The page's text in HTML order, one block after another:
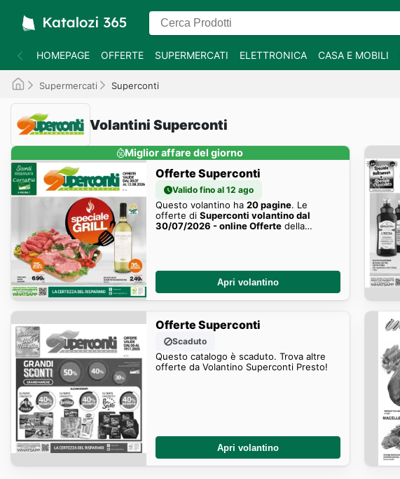
HOMEPAGE OFFERTE SUPERMERCATI ELETTRONICA CASA E MOBILI
Supermercati Superconti
Volantini Superconti
Miglior affare del giorno
Offerte Superconti
Valido fino al 12 ago
Questo volantino ha 20 pagine. Le
offerte di Superconti volantino dal
30/07/2026 - online Offertedella
Apri volantino
Offerte Superconti
Scaduto
Questo catalogo è scaduto. Trova altre
offerte da Volantino Superconti Presto!
Apri volantino